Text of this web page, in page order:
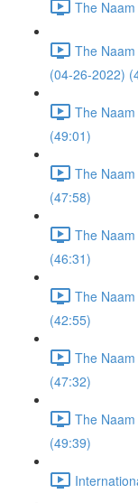
The
The
(04-26-2022)
The
(49:01)
The
(47:58)
The
(46:31)
The
(42:55)
The
(47:32)
The
(49:39)